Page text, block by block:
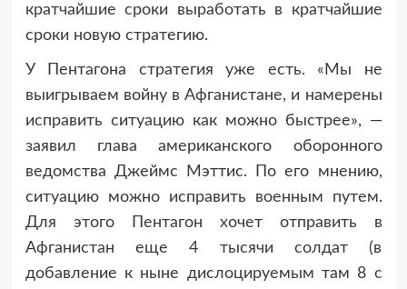
кратчайшие сроки выработать в кратчайшие
сроки новую стратегию.
У Пентагона стратегия уже есть. «Мы не
выигрываем войну в Афганистане, и намерены
исправить ситуацию как можно быстрее», —
заявил глава американского оборонного
ведомства Джеймс Мэттис. По его мнению,
ситуацию можно исправить военным путем.
Для этого Пентагон хочет отправить в
Афганистан еще 4 тысячи солдат (в
добавление к ныне дислоцируемым там 8 с